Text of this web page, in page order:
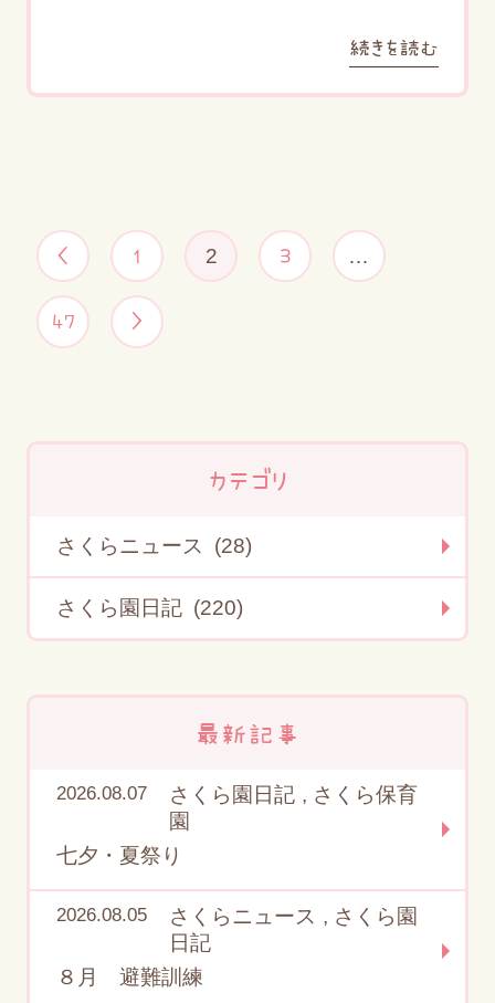
続きを読む
< 1 2 3 …
47 >
カテゴリ
さくらニュース (28)
さくら園日記 (220)
最新記事
2026.08.07 さくら園日記 , さくら保育
園
七夕・夏祭り
2026.08.05 さくらニュース , さくら園
日記
８月 避難訓練